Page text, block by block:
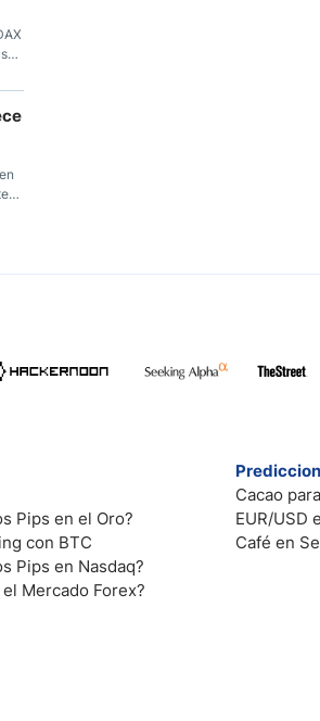
Pips en el Oro?
con BTC
Pips en Nasdaq?
Mercado Forex?
Cacao
EUR/USD
Café en